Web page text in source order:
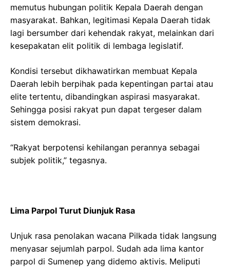
memutus hubungan politik Kepala Daerah dengan
masyarakat. Bahkan, legitimasi Kepala Daerah tidak
lagi bersumber dari kehendak rakyat, melainkan dari
kesepakatan elit politik di lembaga legislatif.
Kondisi tersebut dikhawatirkan membuat Kepala
Daerah lebih berpihak pada kepentingan partai atau
elite tertentu, dibandingkan aspirasi masyarakat.
Sehingga posisi rakyat pun dapat tergeser dalam
sistem demokrasi.
“Rakyat berpotensi kehilangan perannya sebagai
subjek politik,” tegasnya.
Lima Parpol Turut Diunjuk Rasa
Unjuk rasa penolakan wacana Pilkada tidak langsung
menyasar sejumlah parpol. Sudah ada lima kantor
parpol di Sumenep yang didemo aktivis. Meliputi